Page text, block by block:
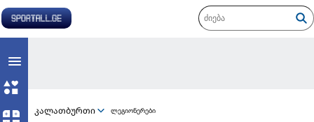
კალათბურთი ლეგიონერები